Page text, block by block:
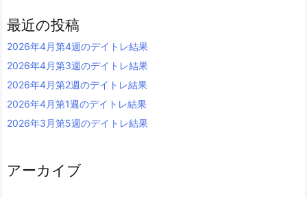
最近の投稿
2026年4月第4週のデイトレ結果
2026年4月第3週のデイトレ結果
2026年4月第2週のデイトレ結果
2026年4月第1週のデイトレ結果
2026年3月第5週のデイトレ結果
アーカイブ